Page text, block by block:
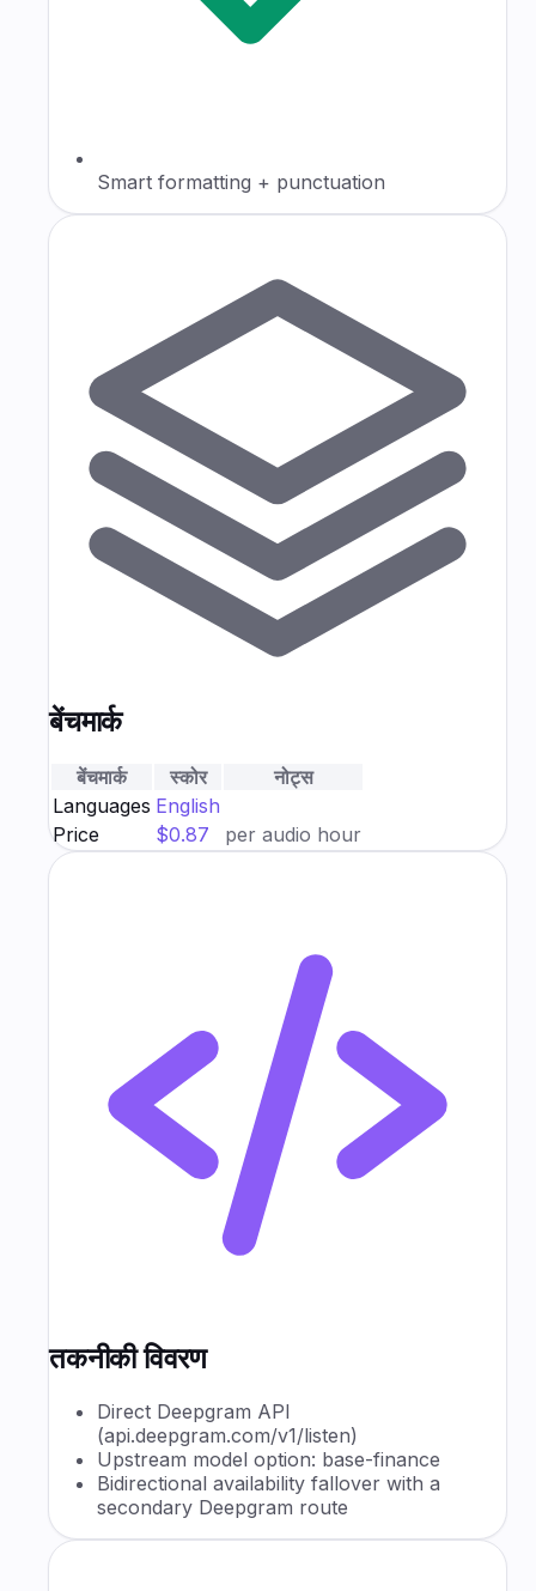
Smart formatting + punctuation
बेंचमार्क
बेंचमार्क स्कोर
नोट्स
Languages English
Price
$0.87 per audio hour
तकनीकी विवरण
Direct Deepgram API
(api.deepgram.com/v1/listen)
Upstream model option: base-finance
Bidirectional availability fallover with a
secondary Deepgram route